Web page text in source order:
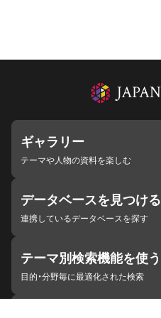
ギャラリー
テーマや人物の資料を楽しむ
データベースを見つける
連携しているデータベースを探す
テーマ別検索機能を使う
目的・分野毎に最適化された検索